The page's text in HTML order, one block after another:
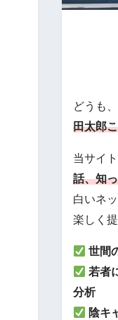
どうも、
田太郎
当サイ
話、知
白いネ
楽しく
世間
若者
分析
陰キ